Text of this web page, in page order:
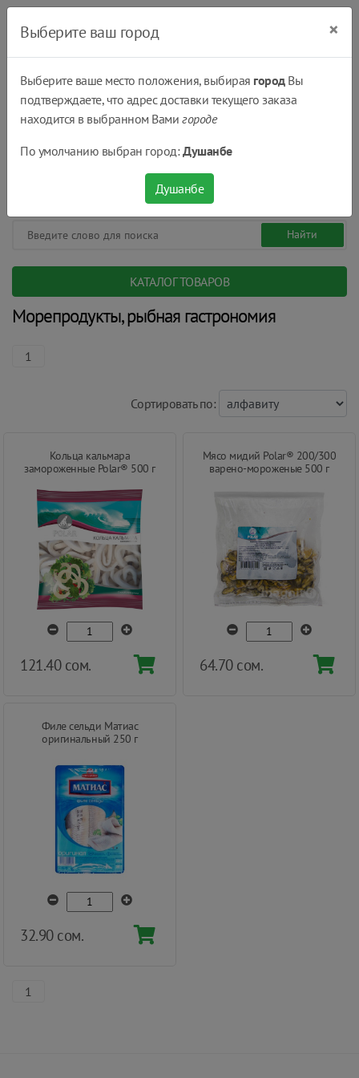
КАТАЛОГ ТОВАРОВ
Морепродукты, рыбная гастрономия
1
Cортировать по:
Кольца кальмара
замороженные Polar® 500 г
121.40 сом.
Мясо мидий Polar® 200/300
варено-мороженые 500 г
64.70 сом.
Филе сельди Матиас
оригинальный 250 г
32.90 сом.
1
Выберите ваш город ×
Выберите ваше место положения, выбирая городВы
подтверждаете, что адрес доставки текущего заказа
находится в выбранном Вамигороде
По умолчанию выбран город:Душанбе
Душанбе